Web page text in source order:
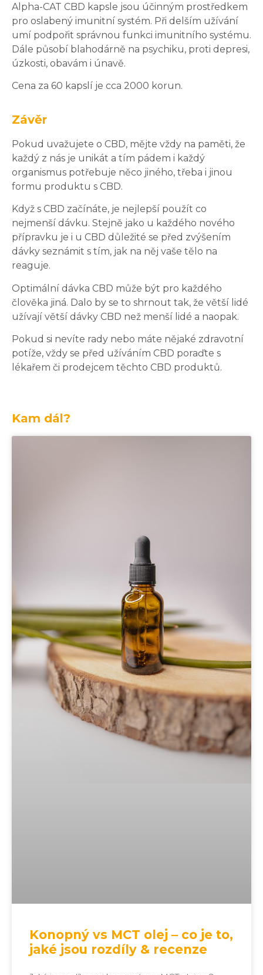
Alpha-CAT CBD kapsle jsou účinným prostředkem
pro oslabený imunitní systém. Při delším užívání
umí podpořit správnou funkci imunitního systému.
Dále působí blahodárně na psychiku, proti depresi,
úzkosti, obavám i únavě.
Cena za 60 kapslí je cca 2000 korun.
Závěr
Pokud uvažujete o CBD, mějte vždy na paměti, že
každý z nás je unikát a tím pádem i každý
organismus potřebuje něco jiného, třeba i jinou
formu produktu s CBD.
Když s CBD začínáte, je nejlepší použít co
nejmenší dávku. Stejně jako u každého nového
přípravku je i u CBD důležité se před zvýšením
dávky seznámit s tím, jak na něj vaše tělo na
reaguje.
Optimální dávka CBD může být pro každého
člověka jiná. Dalo by se to shrnout tak, že větší lidé
užívají větší dávky CBD než menší lidé a naopak.
Pokud si nevíte rady nebo máte nějaké zdravotní
potíže, vždy se před užíváním CBD poraďte s
lékařem či prodejcem těchto CBD produktů.
Kam dál?
Konopný vs MCT olej – co je to,
jaké jsou rozdíly & recenze